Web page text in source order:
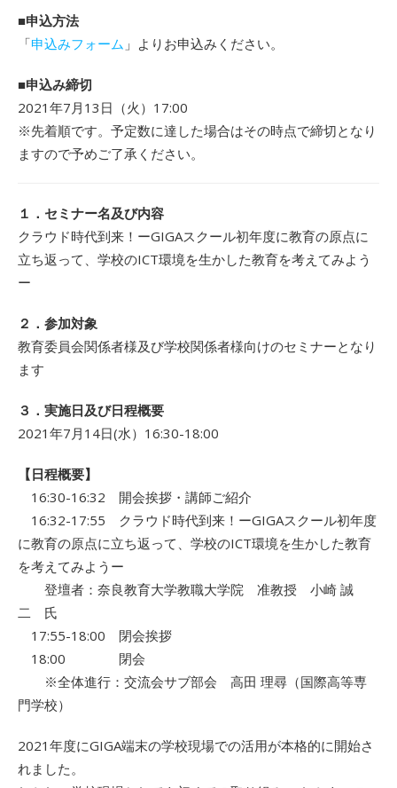
■申込方法
「申込みフォーム 」よりお申込みください。
■申込み締切
2021年7月13日（火）17:00
※先着順です。予定数に達した場合はその時点で締切となり
ますので予めご了承ください。
１．セミナー名及び内容
クラウド時代到来！ーGIGAスクール初年度に教育の原点に
立ち返って、学校のICT環境を生かした教育を考えてみよう
ー
２．参加対象
教育委員会関係者様及び学校関係者様向けのセミナーとなり
ます
３．実施日及び日程概要
2021年7月14日(水）16:30-18:00
【日程概要】
16:30-16:32 開会挨拶・講師ご紹介
16:32-17:55 クラウド時代到来！ーGIGAスクール初年度
に教育の原点に立ち返って、学校のICT環境を生かした教育
を考えてみようー
登壇者：奈良教育大学教職大学院 准教授 小崎 誠
二 氏
17:55-18:00 閉会挨拶
18:00 閉会
※全体進行：交流会サブ部会 高田 理尋（国際高等専
門学校）
2021年度にGIGA端末の学校現場での活用が本格的に開始さ
れました。